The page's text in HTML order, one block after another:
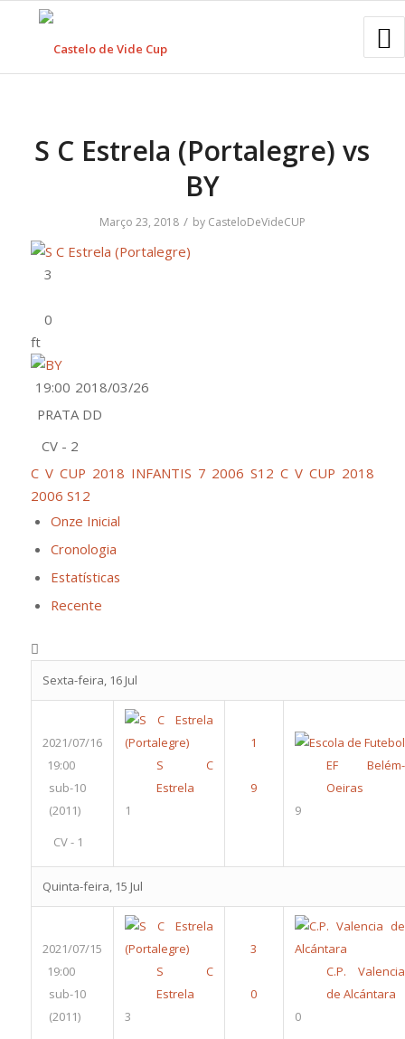
S C Estrela (Portalegre) vs
BY
Março 23, 2018 / by CasteloDeVideCUP
ft
2018/03/26
19:00
PRATA DD
CV - 2
C V CUP 2018 INFANTIS 7 2006 S12 C V CUP 2018
2006 S12
Onze Inicial
Cronologia
Estatísticas
Recente
Sexta-feira, 16 Jul
2021/07/16
19:00
sub-10
(2011)
CV - 1
S C
Estrela
1
EF Belém-
Oeiras
9
Quinta-feira, 15 Jul
2021/07/15
19:00
sub-10
(2011)
S C
Estrela
3
C.P. Valencia
de Alcántara
0